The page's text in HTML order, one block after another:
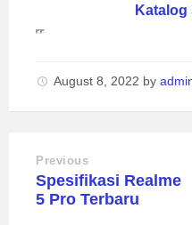
Katalog
August 8, 2022 by
Previous
Spesifikasi Realme
5 Pro Terbaru